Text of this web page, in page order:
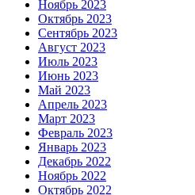
Ноябрь 2023
Октябрь 2023
Сентябрь 2023
Август 2023
Июль 2023
Июнь 2023
Май 2023
Апрель 2023
Март 2023
Февраль 2023
Январь 2023
Декабрь 2022
Ноябрь 2022
Октябрь 2022